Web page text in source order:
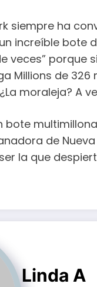
siempre ha
increíble bote
veces” porque
Millions de
moraleja? A
bote
de Nueva
la que
Linda A